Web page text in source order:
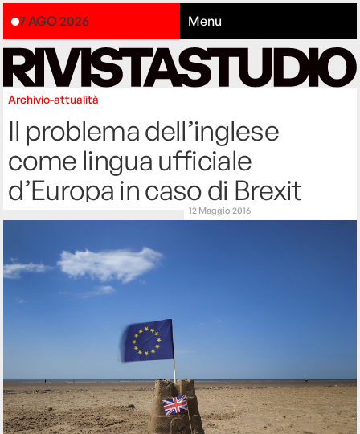
7 AGO 2026 Menu
Archivio-attualità
Il problema dell’inglese
come lingua ufficiale
d’Europa in caso di Brexit
12 Maggio 2016